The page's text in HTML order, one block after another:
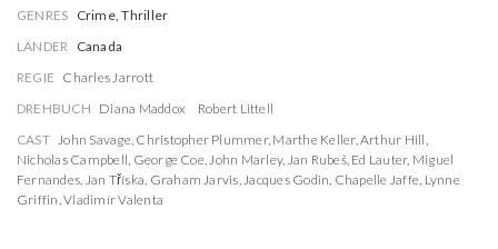
GENRES Crime, Thriller
LÄNDER Canada
REGIE Charles Jarrott
DREHBUCH Diana Maddox
Robert Littell
CAST John Savage, Christopher Plummer, Marthe Keller,Arthur Hill,
Nicholas Campbell, George Coe,John Marley, Jan Rubeš, Ed Lauter, Miguel
Fernandes, Jan Tříska, Graham Jarvis,Jacques Godin, Chapelle Jaffe, Lynne
Griffin,Vladimír Valenta